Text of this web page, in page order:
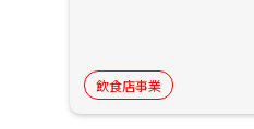
飲食店事業